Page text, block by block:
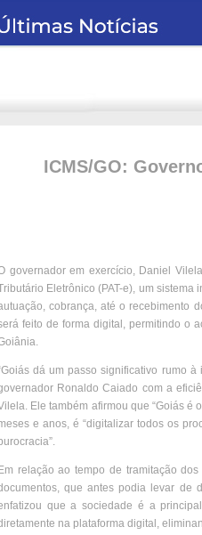
ICMS/GO:
governador em exercício, Daniel
Eletrônico (PAT-e), um
cobrança, até o recebimento
feito de forma digital, permitindo o
dá um passo significativo rumo
Ronaldo Caiado com a
Ele também afirmou que “Goiás é
e anos, é “digitalizar todos os
relação ao tempo de tramitação
que antes podia levar de
que a sociedade é a
na plataforma digital,